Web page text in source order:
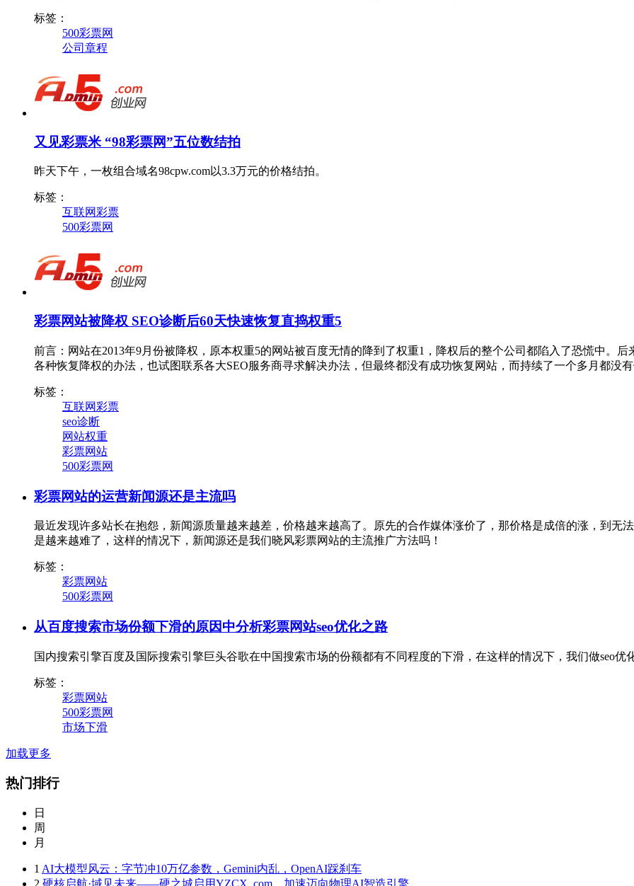
标签：
500彩票网
公司章程
又见彩票米 “98彩票网”五位数结拍
昨天下午，一枚组合域名98cpw.com以3.3万元的价格结拍。
标签：
互联网彩票
500彩票网
彩票网站被降权 SEO诊断后60天快速恢复直捣权重5
前言：网站在2013年9月份被降权，原本权重5的网站被百度无情的降到了权重1，降权后的整个公司都陷入了恐慌中。
各种恢复降权的办法，也试图联系各大SEO服务商寻求解决办法，但最终都没有成功恢复网站，而持续了一个多月都没
标签：
互联网彩票
seo诊断
网站权重
彩票网站
500彩票网
彩票网站的运营新闻源还是主流吗
最近发现许多站长在抱怨，新闻源质量越来越差，价格越来越高了。原先的合作媒体涨价了，那价格是成倍的涨，到无
是越来越难了，这样的情况下，新闻源还是我们晓风彩票网站的主流推广方法吗！
标签：
彩票网站
500彩票网
从百度搜索市场份额下滑的原因中分析彩票网站seo优化之路
国内搜索引擎百度及国际搜索引擎巨头谷歌在中国搜索市场的份额都有不同程度的下滑，在这样的情况下，我们做seo优
标签：
彩票网站
500彩票网
市场下滑
加载更多
热门排行
日
周
月
1 AI大模型风云：字节冲10万亿参数，Gemini内乱，OpenAI踩刹车